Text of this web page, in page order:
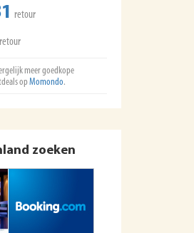
retour
retour
meer goedkope
opMomondo.
zoeken